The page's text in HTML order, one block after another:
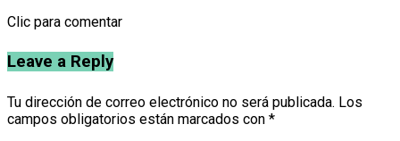
Clic para comentar
Leave a Reply
Tu dirección de correo electrónico no será publicada. Los
campos obligatorios están marcados con *